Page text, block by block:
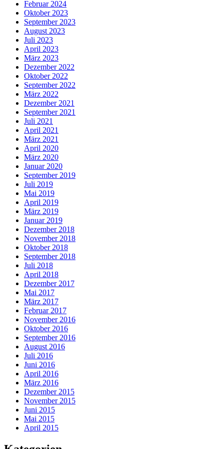
Februar 2024
Oktober 2023
September 2023
August 2023
Juli 2023
April 2023
März 2023
Dezember 2022
Oktober 2022
September 2022
März 2022
Dezember 2021
September 2021
Juli 2021
April 2021
März 2021
April 2020
März 2020
Januar 2020
September 2019
Juli 2019
Mai 2019
April 2019
März 2019
Januar 2019
Dezember 2018
November 2018
Oktober 2018
September 2018
Juli 2018
April 2018
Dezember 2017
Mai 2017
März 2017
Februar 2017
November 2016
Oktober 2016
September 2016
August 2016
Juli 2016
Juni 2016
April 2016
März 2016
Dezember 2015
November 2015
Juni 2015
Mai 2015
April 2015